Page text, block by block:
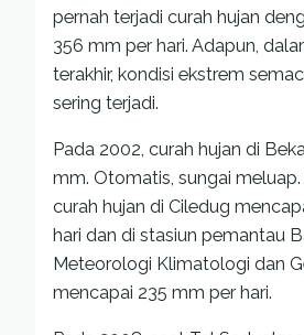
pernah terjadi curah hujan
356 mm per hari. Adapun,
terakhir, kondisi ekstrem
sering terjadi.
Pada 2002, curah hujan di
mm. Otomatis, sungai meluap.
curah hujan di Ciledug
hari dan di stasiun pemantau
Meteorologi Klimatologi dan
mencapai 235 mm per hari.